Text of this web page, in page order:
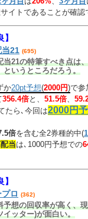
イトであることが確認
】
当21 (695)
当21の特筆すべき点は
というところだろう。
か20pt予想(2000円)で参
356.4倍と、 51.5倍
たら､今回は2000円
倍を含む全2券種的中(
当は､1000円予想での
】
プロ (362)
予想の回収率が高く、
イッター)が面白い。